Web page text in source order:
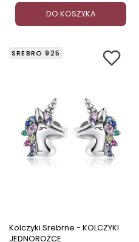
DO KOSZYKA
SREBRO 925
Kolczyki Srebrne - KOLCZYKI
JEDNOROŻCE